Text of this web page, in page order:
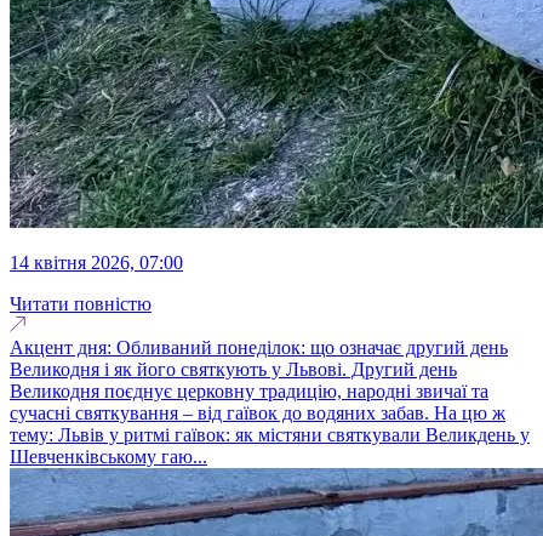
14 квітня 2026, 07:00
Читати повністю
Акцент дня: Обливаний понеділок: що означає другий день
Великодня і як його святкують у Львові. Другий день
Великодня поєднує церковну традицію, народні звичаї та
сучасні святкування – від гаївок до водяних забав. На цю ж
тему: Львів у ритмі гаївок: як містяни святкували Великдень у
Шевченківському гаю...